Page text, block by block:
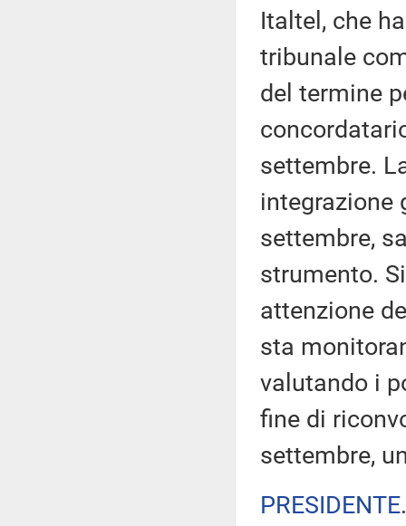
Italtel, che
tribunale
del termine
settembre.
integrazione
settembre,
strumento.
attenzione
sta
valutando i
fine di
settembre,
PRESIDENTE